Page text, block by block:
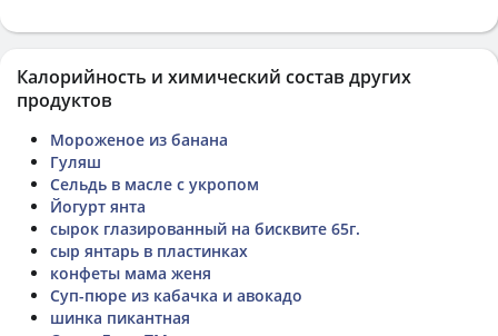
Калорийность и химический состав других
продуктов
Мороженое из банана
Гуляш
Сельдь в масле с укропом
Йогурт янта
сырок глазированный на бисквите 65г.
сыр янтарь в пластинках
конфеты мама женя
Суп-пюре из кабачка и авокадо
шинка пикантная